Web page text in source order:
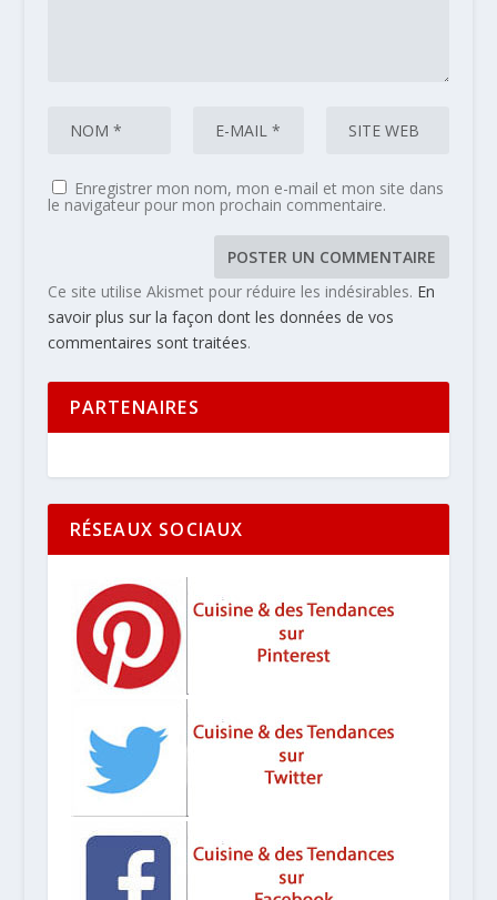
Enregistrer mon nom, mon e-mail et mon site dans
le navigateur pour mon prochain commentaire.
Ce site utilise Akismet pour réduire les indésirables. En
savoir plus sur la façon dont les données de vos
commentaires sont traitées.
PARTENAIRES
RÉSEAUX SOCIAUX